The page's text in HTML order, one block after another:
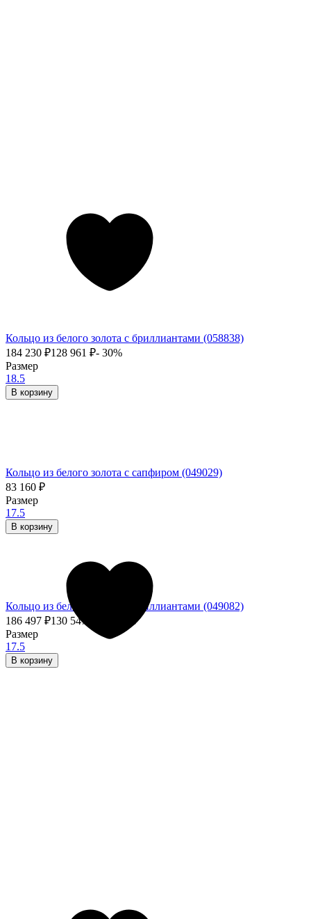
Кольцо из белого золота с бриллиантами (058838)
184 230 ₽128 961 ₽- 30%
Размер
18.5
В корзину
Кольцо из белого золота с сапфиром (049029)
83 160 ₽
Размер
17.5
В корзину
Кольцо из белого золота с бриллиантами (049082)
186 497 ₽130 547,90
- 30%
Размер
17.5
В корзину